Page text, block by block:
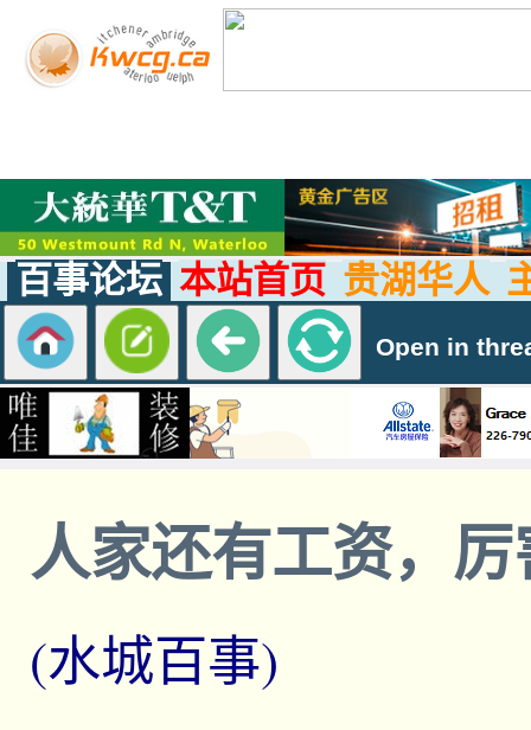
百事论坛 本站首页 贵湖华人
Open in
人家还有工资，
(水城百事)